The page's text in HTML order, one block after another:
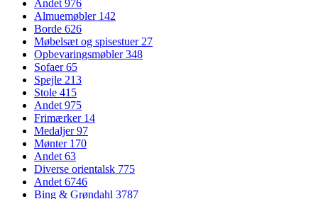
Andet976
Almuemøbler 142
Borde 626
Møbelsæt og spisestuer27
Opbevaringsmøbler348
Sofaer65
Spejle 213
Stole 415
Andet975
Frimærker 14
Medaljer97
Mønter 170
Andet63
Diverse orientalsk 775
Andet6746
Bing & Grøndahl 3787